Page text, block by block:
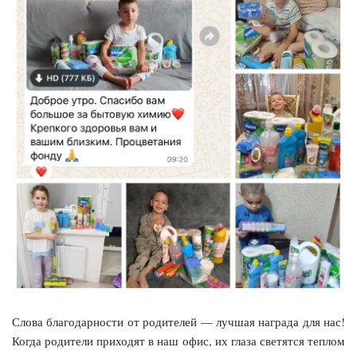
Слова благодарности от родителей — лучшая награда для нас!
Когда родители приходят в наш офис, их глаза светятся теплом